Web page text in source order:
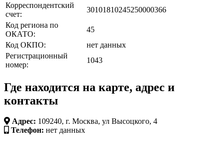
Корреспондентский
счет:
30101810245250000366
Код региона по
ОКАТО:
45
Код ОКПО:
нет данных
Регистрационный
номер:
1043
Где находится на карте, адрес и
контакты
Адрес: 109240, г. Москва, ул Высоцкого, 4
Телефон: нет данных